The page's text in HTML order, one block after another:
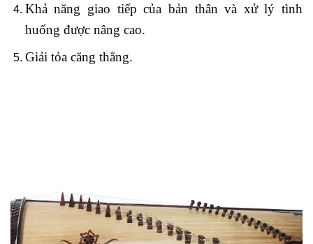
Khả năng giao tiếp của bản thân và xử lý tình
huống được nâng cao.
Giải tỏa căng thẳng.